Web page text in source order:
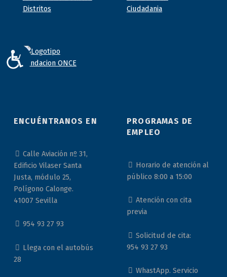
ACCESIBILIDAD
ENCUÉNTRANOS EN
Calle Aviación nº 31,
Edificio Vilaser Santa
Justa, módulo 25,
Polígono Calonge.
41007 Sevilla
954 93 27 93
Llega con el autobús
28
PROGRAMAS DE
EMPLEO
Horario de atención al
público 8:00 a 15:00
Atención con cita
previa
Solicitud de cita:
954 93 27 93
WhastApp. Servicio